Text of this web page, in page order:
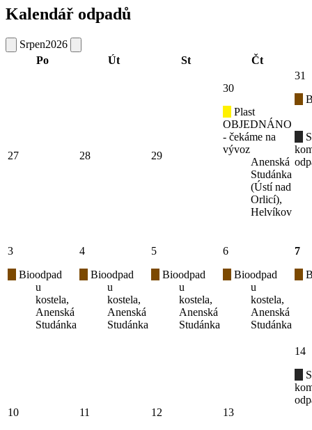
Kalendář odpadů
Srpen2026
Po
Út St Čt
27 28 29
30
Plast
OBJEDNÁNO
- čekáme na
vývoz
Anenská
Studánka
(Ústí nad
Orlicí),
Helvíkov
31
3
Bioodpad
u
kostela,
Anenská
Studánka
4
Bioodpad
u
kostela,
Anenská
Studánka
5
Bioodpad
u
kostela,
Anenská
Studánka
6
Bioodpad
u
kostela,
Anenská
Studánka
7
10 11 12 13
14